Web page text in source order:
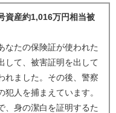
資産約1,016万円相当被
たの保険証が使われた
して、被害証明を出して
れました。その後、警察
人を捕まえています。
、身の潔白を証明するた